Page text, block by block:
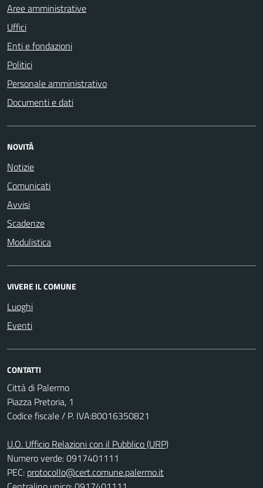
Aree amministrative
Uffici
Enti e fondazioni
Politici
Personale amministrativo
Documenti e dati
NOVITÀ
Notizie
Comunicati
Avvisi
Scadenze
Modulistica
VIVERE IL COMUNE
Luoghi
Eventi
CONTATTI
Città di Palermo
Piazza Pretoria, 1
Codice fiscale / P. IVA:80016350821
U.O. Ufficio Relazioni con il Pubblico (URP)
Numero verde: 0917401111
PEC: protocollo@cert.comune.palermo.it